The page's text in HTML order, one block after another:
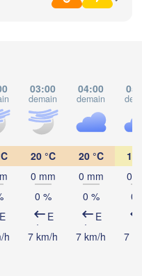
03:00
demain
04:00
demain
E
h
20 °C
0 mm
0 %
E
7 km/h
20 °C
0 mm
0 %
E
7 km/h
19
0
0
7
Скопје
(Skopje)
(Niš)
MACÉDOINE
DU NORD
Λάρισα
(Larissa)
София
(Sofia)
(Pleven)
Θεσσαλονίκη
(Thessaloniki)